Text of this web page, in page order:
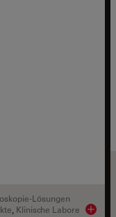
Lösungen
, Klinische Labore